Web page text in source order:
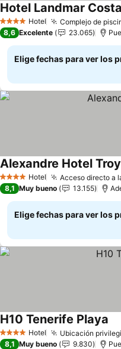
4 EstrellasHotel Complejo de
Hotel Landmar
8,6 Excelente 23.065
Elige fechas para ver los
4 EstrellasHotel Acceso directo a
Alexandre Hotel
8,1 Muy bueno 13.155
Elige fechas para ver los
4 EstrellasHotel Ubicación
H10 Tenerife Playa
8,1 Muy bueno 9.830